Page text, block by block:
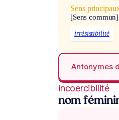
Sens
[Sens commun]
irrésistibilité
Antonymes
incoercibilité
nom